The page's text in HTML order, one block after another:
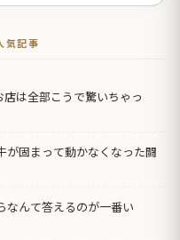
記事
は全部こうで驚いちゃっ
が固まって動かなくなった闘
なんて答えるのが一番い